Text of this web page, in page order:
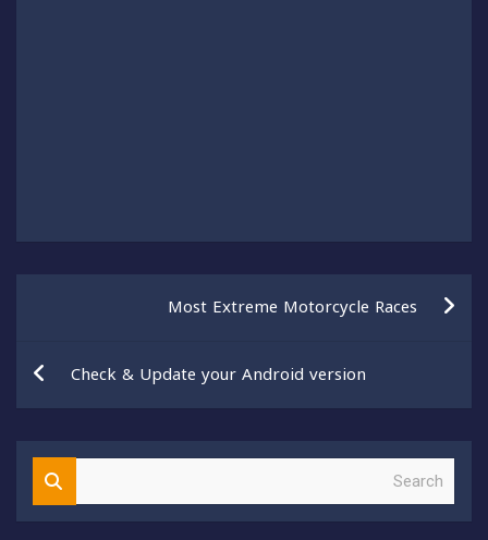
تصفّح
المقالاتMost Extreme Motorcycle Races
Check & Update your Android version
S
a